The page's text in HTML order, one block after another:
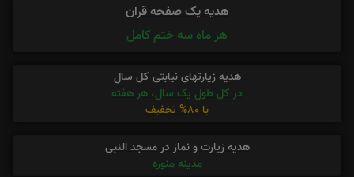
هدیه یک صفحه قرآن
هر ماه سه ختم کامل
هدیه زیارتهای نیابتی کل سال
در کل طول یک سال، هر هفته
با 80% تخفیف
هدیه زیارت و نماز در مسجد النبی
مدینه منوره